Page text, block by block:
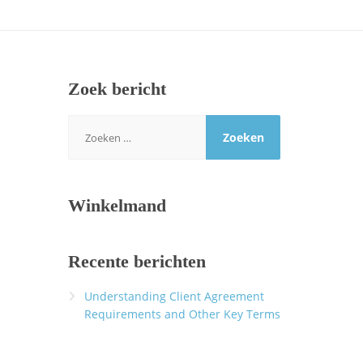
Zoek bericht
naar:
Winkelmand
Recente berichten
Understanding Client Agreement
Requirements and Other Key Terms